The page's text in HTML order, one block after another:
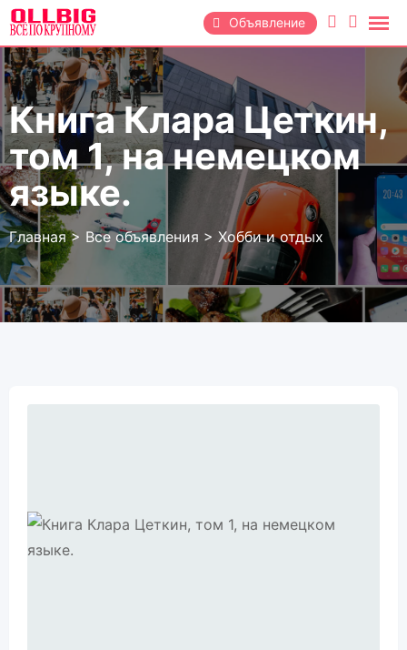
Перейти
содержанию
Объявление
Книга Клара Цеткин,
том 1, на немецком
языке.
Главная> Все объявления > Хобби и отдых